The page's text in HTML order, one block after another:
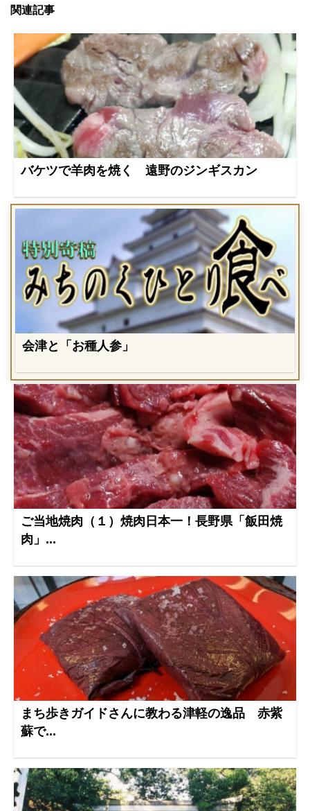
関連記事
バケツで羊肉を焼く 遠野のジンギスカン
会津と「お種人参」
ご当地焼肉（１）焼肉日本一！長野県「飯田焼
肉」...
まち歩きガイドさんに教わる津軽の逸品 赤紫
蘇で...